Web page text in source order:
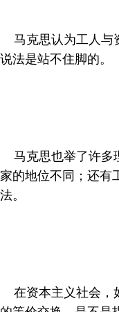
马克思认为工人与
说法是站不住脚的。
马克思也举了许多
家的地位不同；还有
法。
在资本主义社会，